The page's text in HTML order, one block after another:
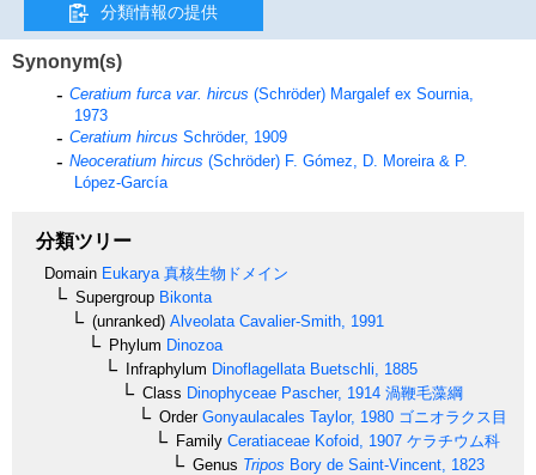
分類情報の提供
Synonym(s)
Ceratium furca var. hircus (Schröder) Margalef ex Sournia,
1973
Ceratium hircus Schröder, 1909
Neoceratium hircus (Schröder) F. Gómez, D. Moreira & P.
López-García
分類ツリー
Domain Eukarya 真核生物ドメイン
Supergroup Bikonta
(unranked) Alveolata Cavalier-Smith, 1991
Phylum Dinozoa
Infraphylum Dinoflagellata Buetschli, 1885
Class Dinophyceae Pascher, 1914 渦鞭毛藻綱
OrderGonyaulacales Taylor, 1980 ゴニオラクス目
Family Ceratiaceae Kofoid, 1907 ケラチウム科
Genus Tripos Bory de Saint-Vincent, 1823